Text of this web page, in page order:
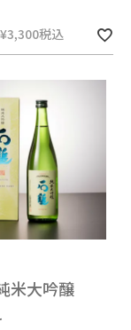
¥3,300税込
米大吟醸